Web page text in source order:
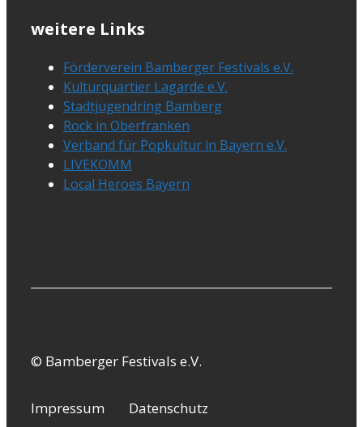
weitere Links
Förderverein Bamberger Festivals e.V.
Kulturquartier Lagarde e.V.
Stadtjugendring Bamberg
Rock in Oberfranken
Verband für Popkultur in Bayern e.V.
LIVEKOMM
Local Heroes Bayern
© Bamberger Festivals e.V.
Impressum Datenschutz